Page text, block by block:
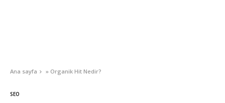
Ana sayfa » Organik Hit Nedir?
SEO